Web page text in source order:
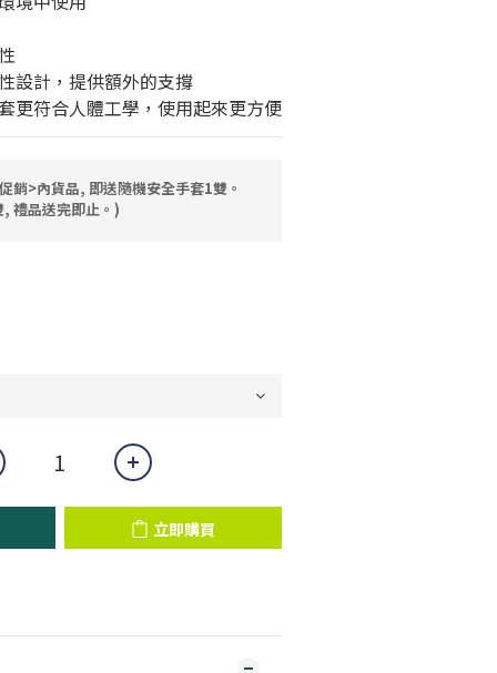
設計，提供額外的支撐
更符合人體工學，使用起來更方便
銷>內貨品, 即送隨機安全手套1雙。
禮品送完即止。)
立即購買